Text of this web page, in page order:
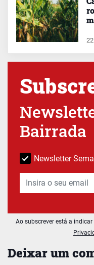
Deixar um
Bairrada
Newsletter
Ao subscrever está a